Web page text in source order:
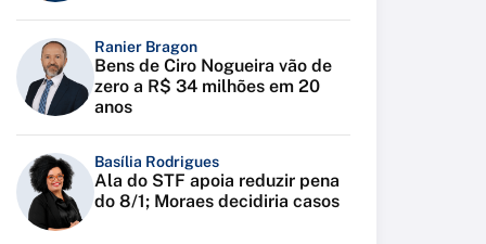
Ranier Bragon
Bens de Ciro Nogueira vão de
zero a R$ 34 milhões em 20
anos
Basília Rodrigues
Ala do STF apoia reduzir pena
do 8/1; Moraes decidiria casos